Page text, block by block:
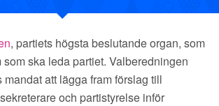
I F! ▼
, partiets högsta beslutande organ, som
ska leda partiet. Valberedningen
mandat att lägga fram förslag till
och partistyrelse inför